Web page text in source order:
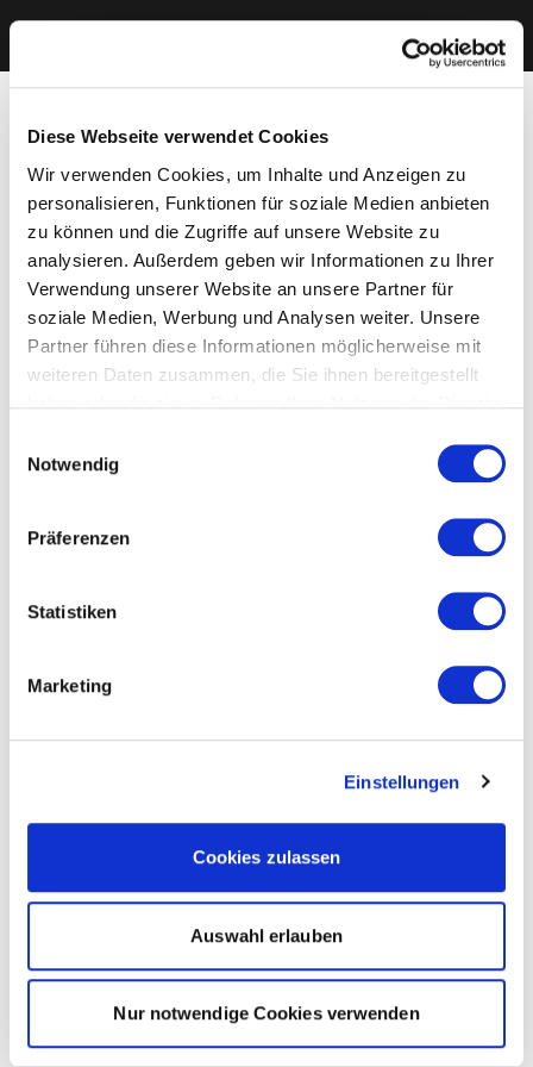
Diese Webseite verwendet Cookies
Wir verwenden Cookies, um Inhalte und Anzeigen zu
personalisieren, Funktionen für soziale Medien anbieten
zu können und die Zugriffe auf unsere Website zu
analysieren. Außerdem geben wir Informationen zu Ihrer
Verwendung unserer Website an unsere Partner für
soziale Medien, Werbung und Analysen weiter. Unsere
Partner führen diese Informationen möglicherweise mit
weiteren Daten zusammen, die Sie ihnen bereitgestellt
Cookies, wenn Sie unsere Webseite weiterhin nutzen.
Notwendig
Präferenzen
Statistiken
Marketing
Einstellungen
Cookies zulassen
Auswahl erlauben
Nur notwendige Cookies verwenden